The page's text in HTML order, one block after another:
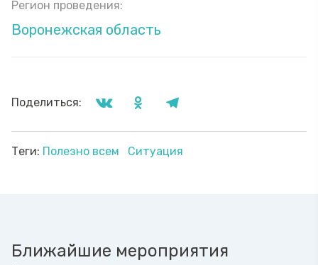
Регион проведения:
Воронежская область
Поделиться:
Теги: Полезно всем Ситуация
Ближайшие мероприятия